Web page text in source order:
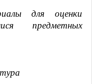
для оценки
предметных